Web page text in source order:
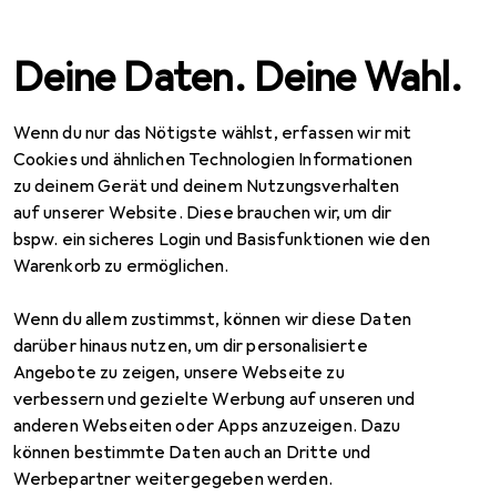
Deine Daten. Deine Wahl.
Wenn du nur das Nötigste wählst, erfassen wir mit
Cookies und ähnlichen Technologien Informationen
zu deinem Gerät und deinem Nutzungsverhalten
auf unserer Website. Diese brauchen wir, um dir
bspw. ein sicheres Login und Basisfunktionen wie den
Warenkorb zu ermöglichen.
Wenn du allem zustimmst, können wir diese Daten
darüber hinaus nutzen, um dir personalisierte
Angebote zu zeigen, unsere Webseite zu
verbessern und gezielte Werbung auf unseren und
anderen Webseiten oder Apps anzuzeigen. Dazu
können bestimmte Daten auch an Dritte und
Werbepartner weitergegeben werden.
Peripherie Stromversorgung Ladegeräte